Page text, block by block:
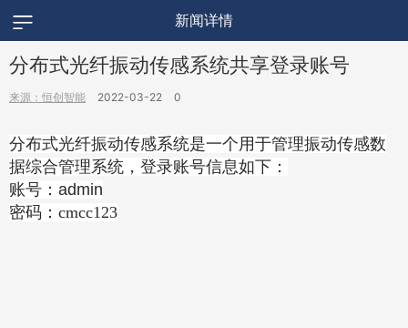
新闻详情
分布式光纤振动传感系统共享登录账号
来源：恒创智能 2022-03-22 0
分布式光纤振动传感系统是一个用于管理振动传感数
据综合管理系统， 登录账号信息如下：
账号 ：admin
密码： cmcc123